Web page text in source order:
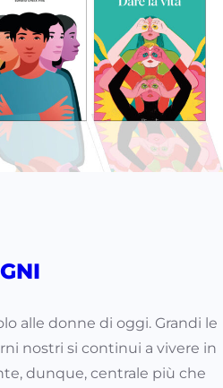
alle donne di oggi. Grandi le
nostri si continui a vivere in
dunque, centrale più che